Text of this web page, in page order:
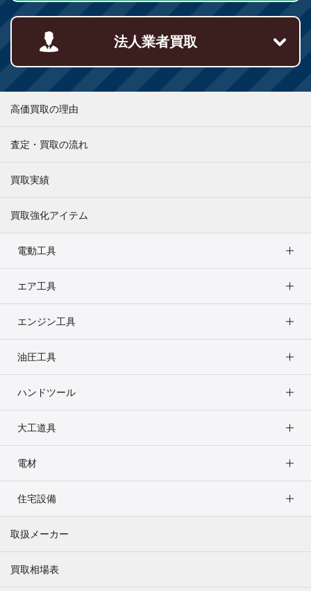
法人業者買取
高価買取の理由
査定・買取の流れ
買取実績
買取強化アイテム
電動工具
エア工具
エンジン工具
油圧工具
ハンドツール
大工道具
電材
住宅設備
取扱メーカー
買取相場表